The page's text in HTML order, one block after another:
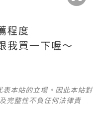
程度
我買一下喔～
本站的立場。因此本站對
完整性不負任何法律責